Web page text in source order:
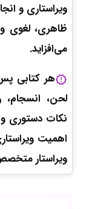
ویراستاری و
ظاهری، لغوی
می‌افزاید.
هر کتابی
لحن،
نکات دستوری و
اهمیت
ویراستار